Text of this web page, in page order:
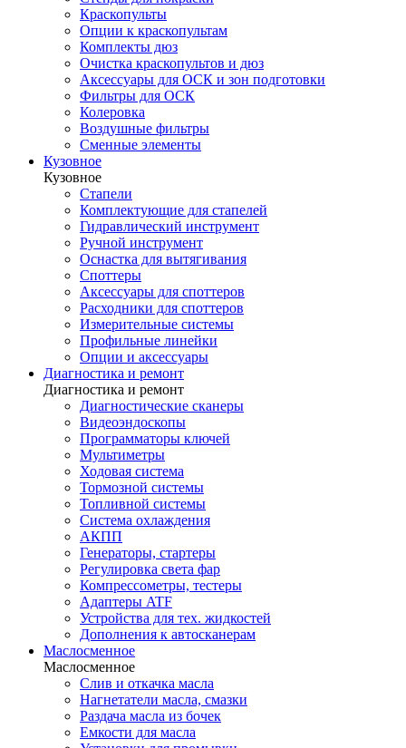
Краскопульты
Опции к краскопультам
Комплекты дюз
Очистка краскопультов и дюз
Аксессуары для ОСК и зон подготовки
Фильтры для ОСК
Колеровка
Воздушные фильтры
Сменные элементы
Кузовное
Кузовное
Стапели
Комплектующие для стапелей
Гидравлический инструмент
Ручной инструмент
Оснастка для вытягивания
Споттеры
Аксессуары для споттеров
Расходники для споттеров
Измерительные системы
Профильные линейки
Опции и аксессуары
Диагностика и ремонт
Диагностика и ремонт
Диагностические сканеры
Видеоэндоскопы
Программаторы ключей
Мультиметры
Ходовая система
Тормозной системы
Топливной системы
Система охлаждения
АКПП
Генераторы, стартеры
Регулировка света фар
Компрессометры, тестеры
Адаптеры ATF
Устройства для тех. жидкостей
Дополнения к автосканерам
Маслосменное
Маслосменное
Слив и откачка масла
Нагнетатели масла, смазки
Раздача масла из бочек
Емкости для масла